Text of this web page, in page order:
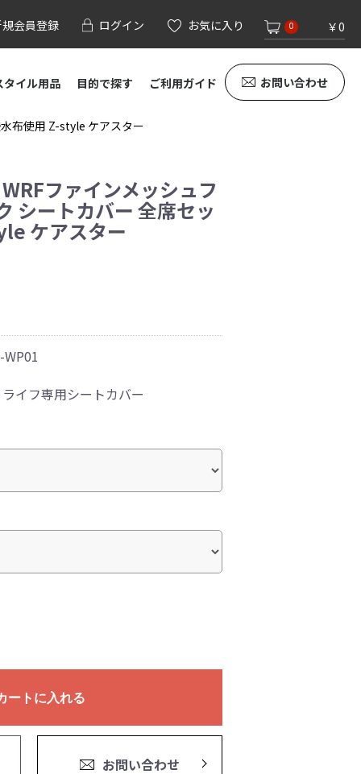
会員登録 ログイン お気に入り 0 ￥0
タイル用品 目的で探す ご利用ガイド お問い合わせ
布使用 Z-style ケアスター
ファインメッシュフ
シートカバー 全席セッ
ケアスター
イフ専用シートカバー
ートに入れる
お問い合わせ